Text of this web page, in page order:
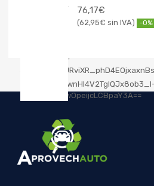
76,17€
62,95€ -0%